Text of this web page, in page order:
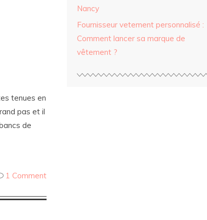
tenues en
pas et il
de
1 Comment
Nancy
Fournisseur vetement personnalisé :
Comment lancer sa marque de
vêtement ?